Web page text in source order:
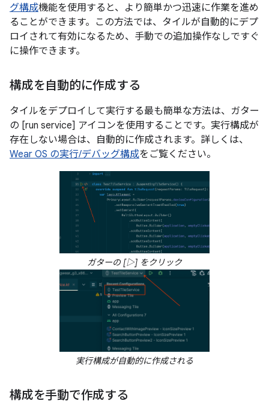
グ構成機能を使用すると、より簡単かつ迅速に作業を進め
ることができます。この方法では、タイルが自動的にデプ
ロイされて有効になるため、手動での追加操作なしですぐ
に操作できます。
構成を自動的に作成する
タイルをデプロイして実行する最も簡単な方法は、ガター
の [run service] アイコンを使用することです。実行構成が
存在しない場合は、自動的に作成されます。詳しくは、
Wear OS の実行/デバッグ構成をご覧ください。
ガターの [▷] をクリック
実行構成が自動的に作成される
構成を手動で作成する